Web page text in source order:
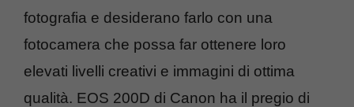
fotografia e desiderano farlo con una
fotocamera che possa far ottenere loro
elevati livelli creativi e immagini di ottima
qualità. EOS 200D di Canon ha il pregio di